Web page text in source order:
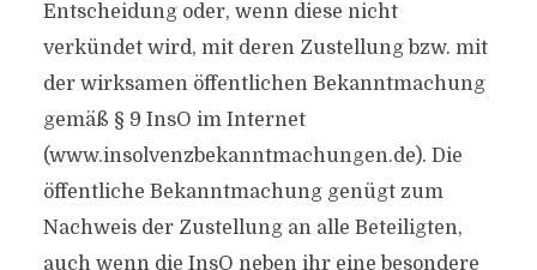
Entscheidung oder, wenn diese nicht
verkündet wird, mit deren Zustellung bzw. mit
der wirksamen öffentlichen Bekanntmachung
gemäß § 9 InsO im Internet
(www.insolvenzbekanntmachungen.de). Die
öffentliche Bekanntmachung genügt zum
Nachweis der Zustellung an alle Beteiligten,
auch wenn die InsO neben ihr eine besondere